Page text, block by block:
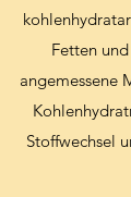
Fetten
angemessene
Stoffwechsel